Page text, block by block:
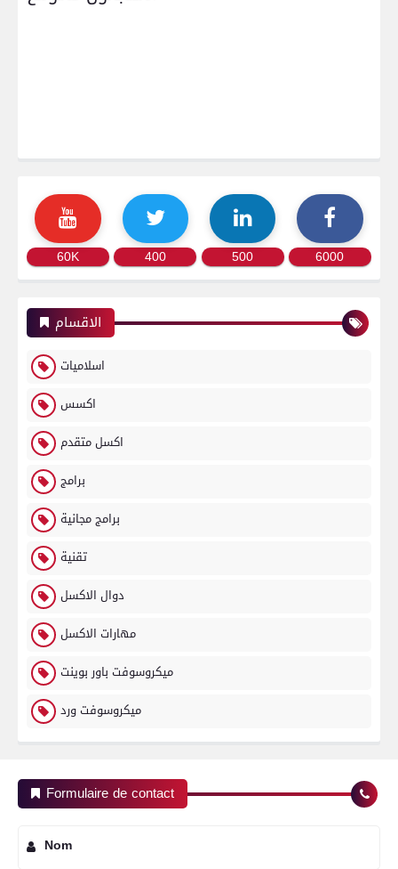
60K 400 500 6000
الاقسام
اسلاميات
اكسس
اكسل متقدم
برامج
برامج مجانية
تقنية
دوال الاكسل
مهارات الاكسل
ميكروسوفت باور بوينت
ميكروسوفت ورد
Formulaire de contact
Nom